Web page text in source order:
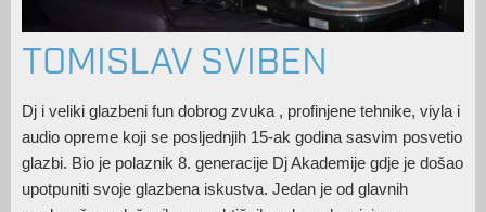
TOMISLAV SVIBEN
Dj i veliki glazbeni fun dobrog zvuka , profinjene tehnike, viyla i
audio opreme koji se posljednjih 15-ak godina sasvim posvetio
glazbi. Bio je polaznik 8. generacije Dj Akademije gdje je došao
upotpuniti svoje glazbena iskustva. Jedan je od glavnih